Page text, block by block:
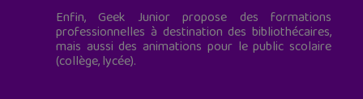
Enfin, Geek Junior propose des formations
professionnelles à destination des bibliothécaires,
mais aussi des animations pour le public scolaire
(collège, lycée).